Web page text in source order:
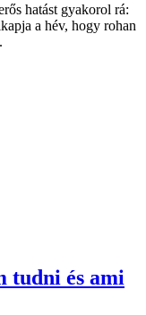
hatást gyakorol rá:
a hév, hogy rohan
tudni és ami